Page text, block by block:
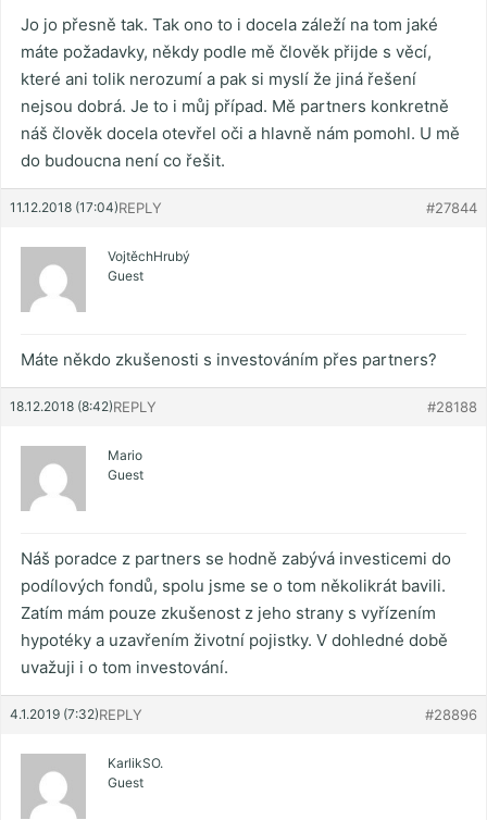
Jo jo přesně tak. Tak ono to i docela záleží na tom jaké
máte požadavky, někdy podle mě člověk přijde s věcí,
které ani tolik nerozumí a pak si myslí že jiná řešení
nejsou dobrá. Je to i můj případ. Mě partners konkretně
náš člověk docela otevřel oči a hlavně nám pomohl. U mě
do budoucna není co řešit.
11.12.2018 (17:04) #27844
REPLY
VojtěchHrubý
Guest
Máte někdo zkušenosti s investováním přes partners?
18.12.2018 (8:42) #28188
REPLY
Mario
Guest
Náš poradce z partners se hodně zabývá investicemi do
podílových fondů, spolu jsme se o tom několikrát bavili.
Zatím mám pouze zkušenost z jeho strany s vyřízením
hypotéky a uzavřením životní pojistky. V dohledné době
uvažuji i o tom investování.
4.1.2019 (7:32) #28896
REPLY
KarlikSO.
Guest